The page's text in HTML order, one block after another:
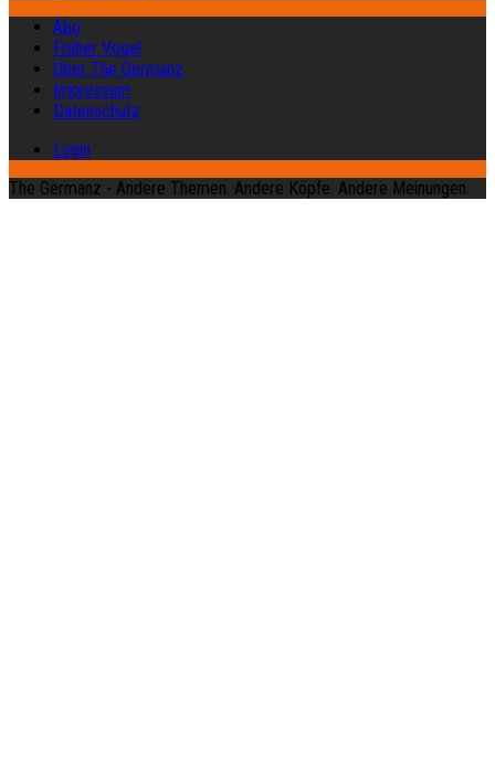
Abo
Früher Vogel
Über The Germanz
Impressum
Datenschutz
Login
The Germanz - Andere Themen. Andere Köpfe. Andere Meinungen.